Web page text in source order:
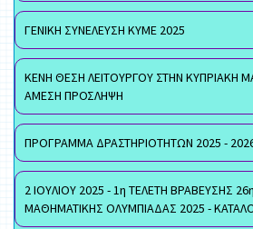
ΓΕΝΙΚΗ ΣΥΝΕΛΕΥΣΗ ΚΥΜΕ 2025
ΚΕΝΗ ΘΕΣΗ ΛΕΙΤΟΥΡΓΟΥ ΣΤΗΝ ΚΥΠΡΙΑΚΗ
ΑΜΕΣΗ ΠΡΟΣΛΗΨΗ
ΠΡΟΓΡΑΜΜΑ ΔΡΑΣΤΗΡΙΟΤΗΤΩΝ 2025 -
2 ΙΟΥΛΙΟΥ 2025 - 1η ΤΕΛΕΤΗ ΒΡΑΒΕΥΣΗΣ
ΜΑΘΗΜΑΤΙΚΗΣ ΟΛΥΜΠΙΑΔΑΣ 2025 -